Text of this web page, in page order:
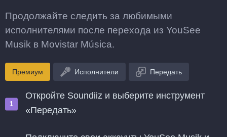
Продолжайте следить за любимыми
исполнителями после перехода из YouSee
Musik в Movistar Música.
Премиум Исполнители Передать
Откройте Soundiiz и выберите инструмент
«Передать»